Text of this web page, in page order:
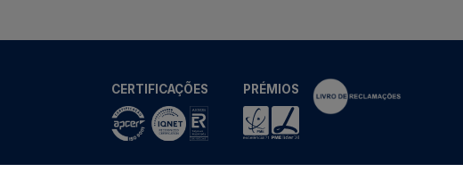
CERTIFICAÇÕES PRÉMIOS